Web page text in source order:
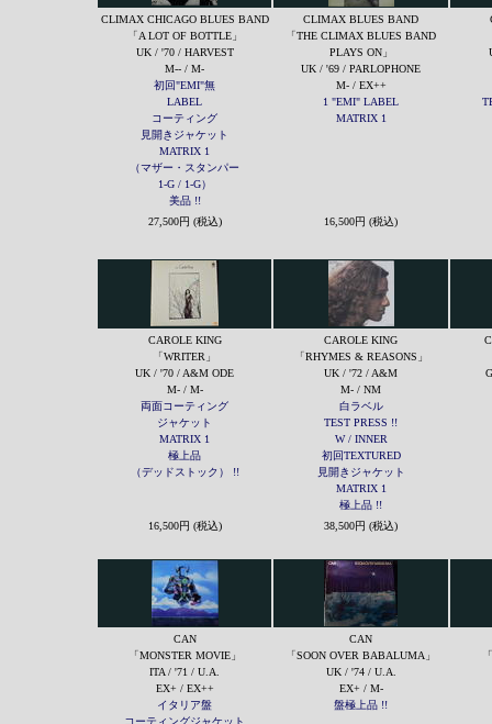
CLIMAX CHICAGO BLUES BAND
「A LOT OF BOTTLE」
UK / '70 / HARVEST
M-- / M-
初回"EMI"無
LABEL
コーティング
見開きジャケット
MATRIX 1
（マザー・スタンパー
1-G / 1-G）
美品 !!
CLIMAX BLUES BAND
「THE CLIMAX BLUES BAND
PLAYS ON」
UK / '69 / PARLOPHONE
M- / EX++
1 "EMI" LABEL
MATRIX 1
27,500円 (税込) 16,500円 (税込)
CAROLE KING
「WRITER」
UK / '70 / A&M ODE
M- / M-
両面コーティング
ジャケット
MATRIX 1
極上品
（デッドストック） !!
CAROLE KING
「RHYMES & REASONS」
UK / '72 / A&M
M- / NM
白ラベル
TEST PRESS !!
W / INNER
初回TEXTURED
見開きジャケット
MATRIX 1
極上品 !!
16,500円 (税込) 38,500円 (税込)
CAN
「MONSTER MOVIE」
ITA / '71 / U.A.
EX+ / EX++
イタリア盤
コーティングジャケット
CAN
「SOON OVER BABALUMA」
UK / '74 / U.A.
EX+ / M-
盤極上品 !!